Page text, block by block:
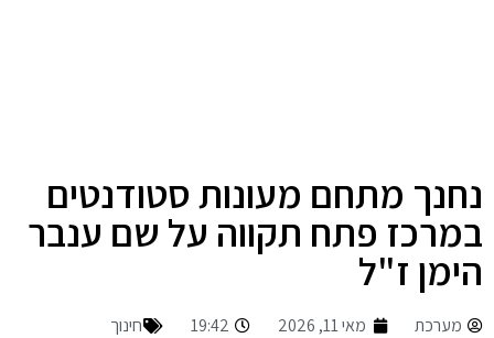
נחנך מתחם מעונות סטודנטים
במרכז פתח תקווה על שם ענבר
הימן ז"ל
מערכת מאי 11, 2026 19:42 חינוך